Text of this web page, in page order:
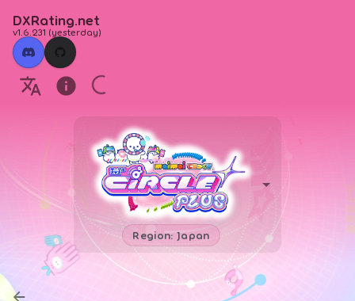
DXRating.net
v1.6.231 (yesterday)
Region: Japan